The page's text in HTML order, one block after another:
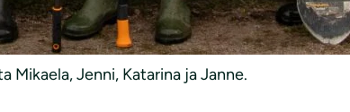
Jenni, Katarina ja Janne.